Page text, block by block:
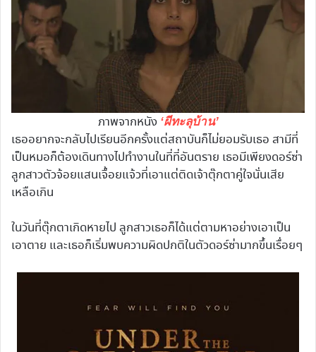
ภาพจากหนัง ‘ผีทะลุบ้าน’
เธออยากจะกลับไปเรียนอีกครั้งแต่สถาบันก็ไม่ยอมรับเธอ สามีที่
เป็นหมอก็ต้องเดินทางไปทำงานในที่ที่อันตราย เธอมีเพียงดอร์ซ่า
ลูกสาวตัวจ้อยแสนเจื้อยแจ้วที่เอาแต่ติดเจ้าตุ๊กตาคู่ใจนั่นเสีย
เหลือเกิน
ในวันที่ตุ๊กตาเกิดหายไป ลูกสาวเธอก็ได้แต่ตามหาอย่างเอาเป็น
เอาตาย และเธอก็เริ่มพบความผิดปกติในตัวดอร์ซ่ามากขึ้นเรื่อยๆ